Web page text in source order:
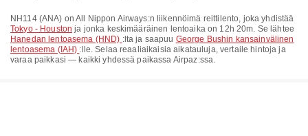
NH114(ANA) onAll Nippon Airways:n liikennöimä reittilento, joka yhdistää
Tokyo - Houston ja jonka keskimääräinen lentoaika on 12h 20m. Se lähtee
Hanedan lentoasema (HND) :lta ja saapuu George Bushin kansainvälinen
lentoasema (IAH) :lle. Selaa reaaliaikaisia aikatauluja, vertaile hintoja ja
varaa paikkasi — kaikki yhdessä paikassa Airpaz:ssa.